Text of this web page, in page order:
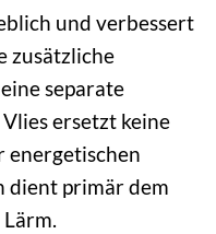
und verbessert
zusätzliche
separate
ersetzt keine
energetischen
dient primär dem